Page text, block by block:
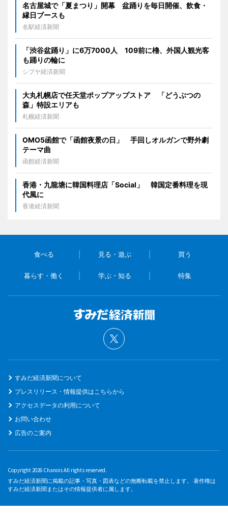
名古屋城で「夏まつり」開幕 盆踊りを毎日開催、飲食・
縁日ブースも
名駅経済新聞
「渋谷盆踊り」に6万7000人 109前に櫓、外国人観光客
も踊りの輪に
シブヤ経済新聞
大丸札幌店で任天堂ポップアップストア 「どうぶつの
森」特設エリアも
札幌経済新聞
OMO5函館で「函館夜景の日」 手回しオルガンで野外劇
テーマ曲
函館経済新聞
香港・九龍塘に韓国料理店「Social」 韓国定番料理を現
代風に
香港経済新聞
食べる 見る・遊ぶ 買う
暮らす・働く 学ぶ・知る 特集
すみだ経済新聞について
プレスリリース・情報提供はこちらから
アクセスデータの利用について
お問い合わせ
広告のご案内
Copyright 2026 Chanois All rights reserved.
すみだ経済新聞に掲載の記事・写真・図表などの無断転載を禁止します。 著作権は
すみだ経済新聞またはその情報提供者に属します。